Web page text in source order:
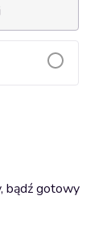
bądź gotowy